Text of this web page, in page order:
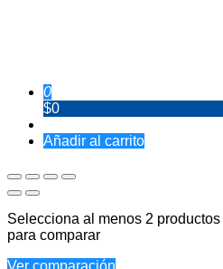
0
$0
Añadir al carrito
Selecciona al menos 2 productos
para comparar
Ver comparación